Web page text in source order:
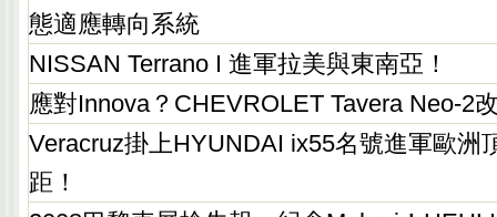
態適應轉向系統
NISSAN Terrano I 進軍拉美與東南亞！
應對Innova？CHEVROLET Tavera Neo-2
Veracruz掛上HYUNDAI ix55名號進軍歐洲
距！